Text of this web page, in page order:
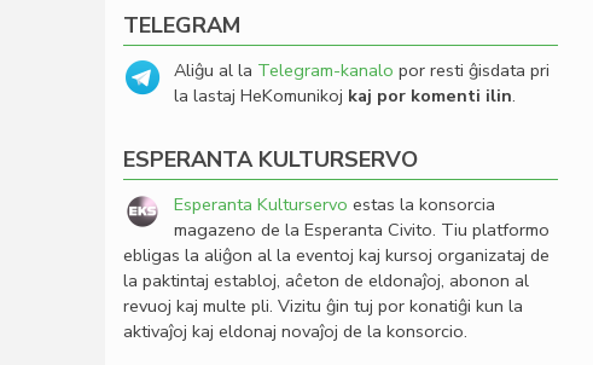
TELEGRAM
Aliĝu al la Telegram-kanalo por resti ĝisdata pri
la lastaj HeKomunikoj kaj por komenti ilin.
ESPERANTA KULTURSERVO
Esperanta Kulturservo estas la konsorcia
magazeno de la Esperanta Civito. Tiu platformo
ebligas la aliĝon al la eventoj kaj kursoj organizataj de
la paktintaj establoj, aĉeton de eldonaĵoj, abonon al
revuoj kaj multe pli. Vizitu ĝin tuj por konatiĝi kun la
aktivaĵoj kaj eldonaj novaĵoj de la konsorcio.